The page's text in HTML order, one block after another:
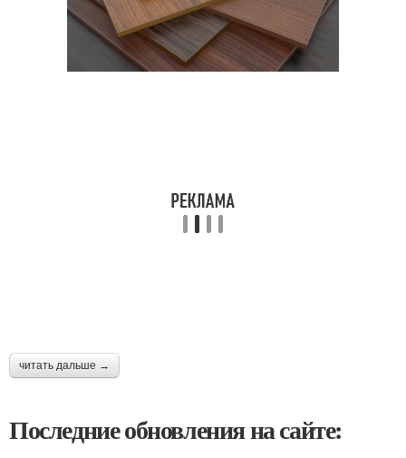
читать дальше →
Последние обновления на сайте: